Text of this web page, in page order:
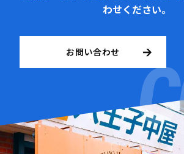
わせください。
お問い合わせ